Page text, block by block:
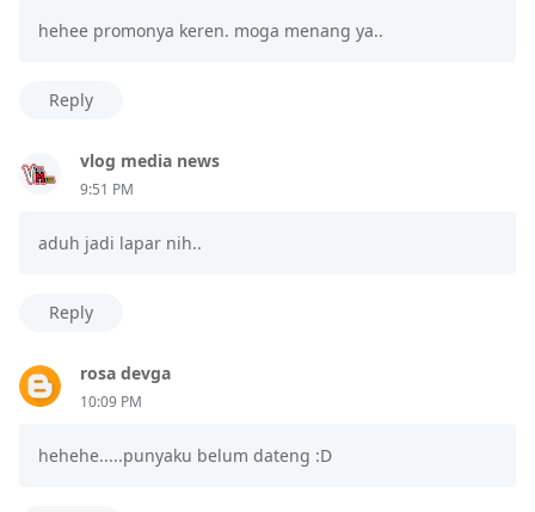
hehee promonya keren. moga menang ya..
Reply
vlog media news
9:51 PM
aduh jadi lapar nih..
Reply
rosa devga
10:09 PM
hehehe.....punyaku belum dateng :D